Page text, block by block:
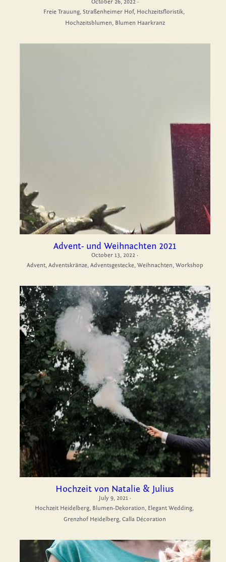
October 26, 2022·
Freie Trauung, Straßenheimer Hof, Hochzeitsfloristik,
Hochzeitsblumen, Blumen Haarkranz
Advent- und Weihnachten 2021
October 13, 2022 ·
Advent, Adventskränze, Adventsgestecke, Weihnachten, Workshop
Hochzeit von Natalie & Julius
July 9, 2021 ·
Hochzeit Heidelberg, Blumen-Dekoration, Elegant Wedding,
Grenzhof Heidelberg, Calla Décoration